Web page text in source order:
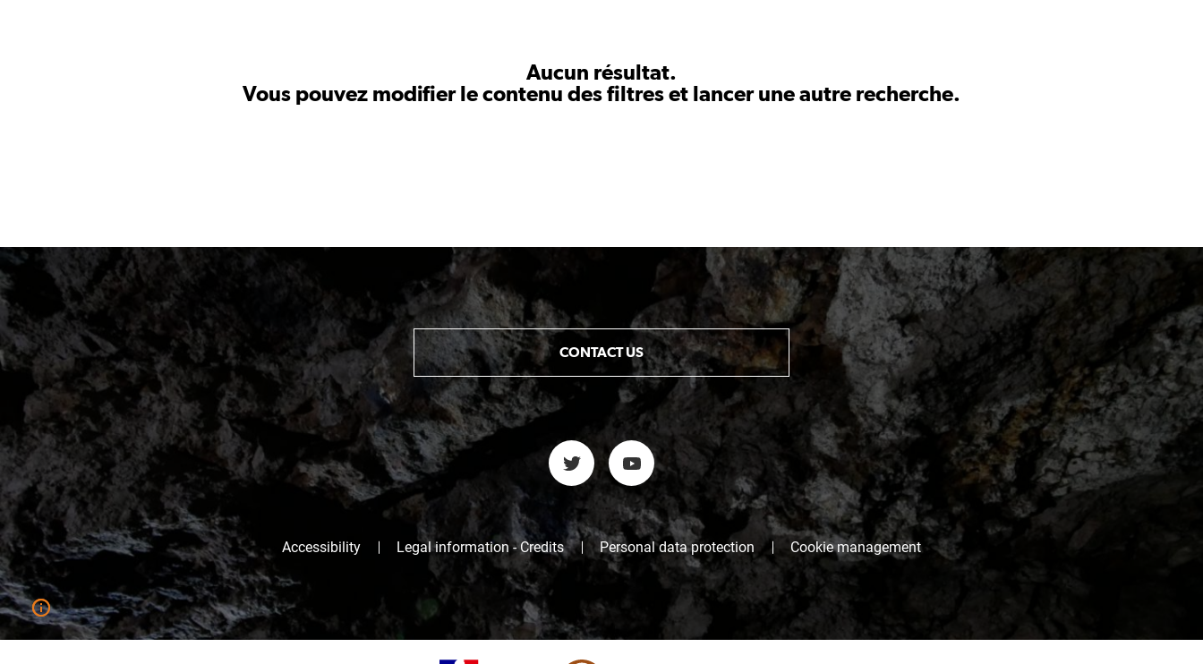
Aucun résultat.
Vous pouvez modifier le contenu des filtres et lancer une autre recherche.
CONTACT US
Accessibility Legal information - Credits Personal data protection Cookie management